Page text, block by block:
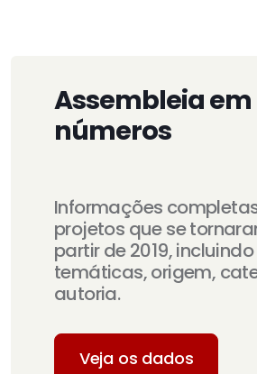
Assembleia em
números
Informações
projetos que se
partir de 2019,
temáticas, origem,
autoria.
Veja os dados